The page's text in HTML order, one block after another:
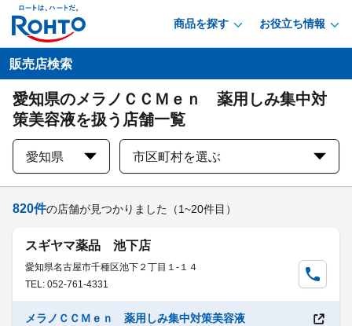
商品を探す お役立ち情報
販売店検索
愛知県のメラノＣＣＭｅｎ 薬用しみ集中対
策美容液を扱う店舗一覧
愛知県 市区町村を選ぶ
820件の店舗が見つかりました （1~20件目）
スギヤマ薬品 池下店
愛知県名古屋市千種区池下２丁目１-１４
TEL: 052-761-4331
メラノＣＣＭｅｎ 薬用しみ集中対策美容液